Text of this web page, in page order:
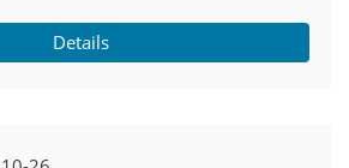
Details